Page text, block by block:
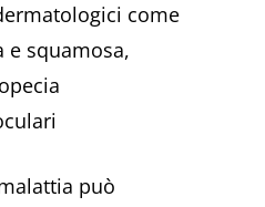
come
e squamosa,
può